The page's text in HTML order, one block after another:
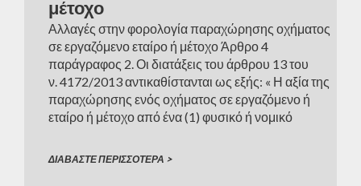
μέτοχο
Αλλαγές στην φορολογία παραχώρησης οχήματος
σε εργαζόμενο εταίρο ή μέτοχο Άρθρο 4
παράγραφος 2. Οι διατάξεις του άρθρου 13 του
ν. 4172/2013 αντικαθίστανται ως εξής: « Η αξία της
παραχώρησης ενός οχήματος σε εργαζόμενο ή
εταίρο ή μέτοχο από ένα (1) φυσικό ή νομικό
χρονικό διάστημα εντός του φορολογικού έτους, […]
ΔΙΑΒΑΣΤΕ ΠΕΡΙΣΣΟΤΕΡΑ >